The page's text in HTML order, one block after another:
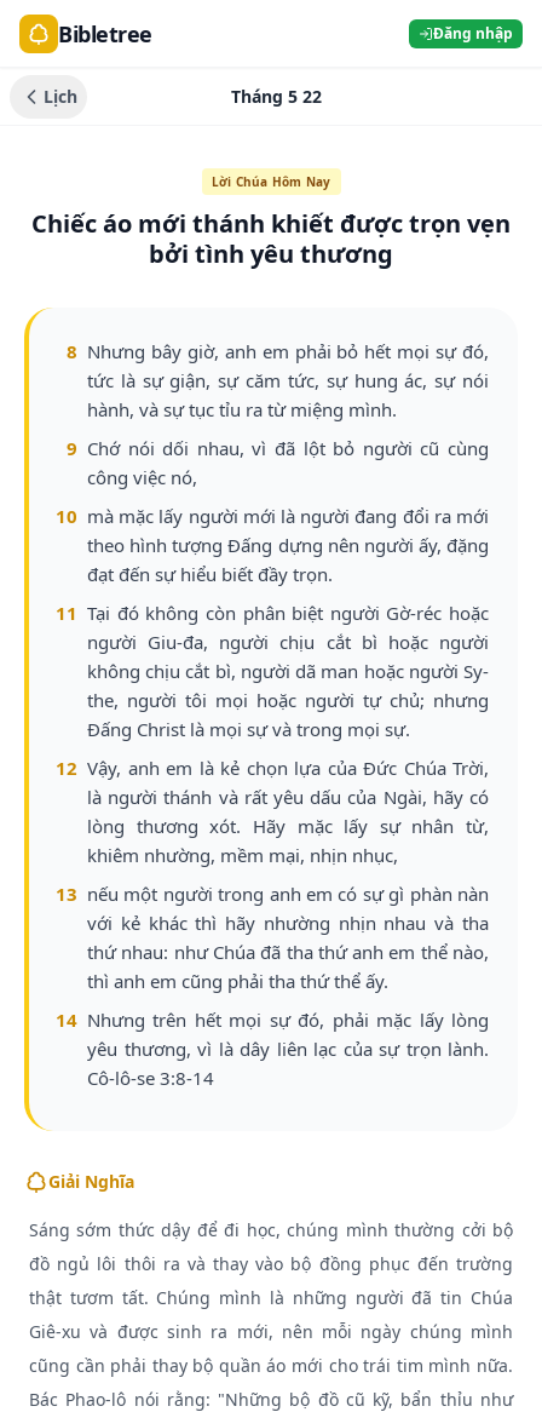
Bibletree Đăng nhập
Lịch Tháng 5 22
Lời Chúa Hôm Nay
Chiếc áo mới thánh khiết được trọn vẹn
bởi tình yêu thương
8 Nhưng bây giờ, anh em phải bỏ hết mọi sự đó,
tức là sự giận, sự căm tức, sự hung ác, sự nói
hành, và sự tục tỉu ra từ miệng mình.
9 Chớ nói dối nhau, vì đã lột bỏ người cũ cùng
công việc nó,
10 mà mặc lấy người mới là người đang đổi ra mới
theo hình tượng Đấng dựng nên người ấy, đặng
đạt đến sự hiểu biết đầy trọn.
11 Tại đó không còn phân biệt người Gờ-réc hoặc
người Giu-đa, người chịu cắt bì hoặc người
không chịu cắt bì, người dã man hoặc người Sy-
the, người tôi mọi hoặc người tự chủ; nhưng
Đấng Christ là mọi sự và trong mọi sự.
12 Vậy, anh em là kẻ chọn lựa của Đức Chúa Trời,
là người thánh và rất yêu dấu của Ngài, hãy có
lòng thương xót. Hãy mặc lấy sự nhân từ,
khiêm nhường, mềm mại, nhịn nhục,
13 nếu một người trong anh em có sự gì phàn nàn
với kẻ khác thì hãy nhường nhịn nhau và tha
thứ nhau: như Chúa đã tha thứ anh em thể nào,
thì anh em cũng phải tha thứ thể ấy.
14 Nhưng trên hết mọi sự đó, phải mặc lấy lòng
yêu thương, vì là dây liên lạc của sự trọn lành.
Cô-lô-se 3:8-14
Giải Nghĩa
Sáng sớm thức dậy để đi học, chúng mình thường cởi bộ
đồ ngủ lôi thôi ra và thay vào bộ đồng phục đến trường
thật tươm tất. Chúng mình là những người đã tin Chúa
Giê-xu và được sinh ra mới, nên mỗi ngày chúng mình
cũng cần phải thay bộ quần áo mới cho trái tim mình nữa.
Bác Phao-lô nói rằng: "Những bộ đồ cũ kỹ, bẩn thỉu như